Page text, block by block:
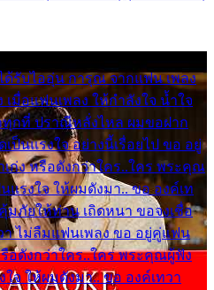
รับไออุ่น การุณ จากแฟน เพลง
เมื่อแฟนเพลง ให้กำลังใจ น้ำใจ
ทุกที่ ปราณีหลั่งไหล ผมขอฝาก
ป็นแรงใจ อย่างนี้เรื่อยไป ขอ อยู่
เก่ง หรือดังกว่าใคร..ใคร พระคุณ
แรงใจ ให้ผมดังมา.. ขอ องค์เท
ภัยให้ท่าน เถิดหนา ขอจงเชื่อ
า ไม่ลืมแฟนเพลง ขอ อยู่คู่แฟน
รือดังกว่าใคร..ใคร พระคุณผู้ฟัง
จ ให้ผมดังมา.. ขอ องค์เทวา